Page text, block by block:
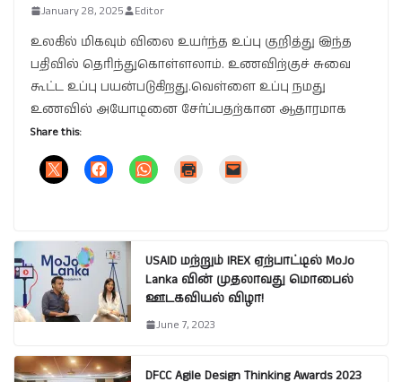
January 28, 2025 Editor
உலகில் மிகவும் விலை உயர்ந்த உப்பு குறித்து இந்த
பதிவில் தெரிந்துகொள்ளலாம். உணவிற்குச் சுவை
கூட்ட உப்பு பயன்படுகிறது.வெள்ளை உப்பு நமது
உணவில் அயோடினை சேர்ப்பதற்கான ஆதாரமாக
Share this:
USAID மற்றும் IREX ஏற்பாட்டில் MoJo
Lanka வின் முதலாவது மொபைல்
ஊடகவியல் விழா!
June 7, 2023
DFCC Agile Design Thinking Awards 2023